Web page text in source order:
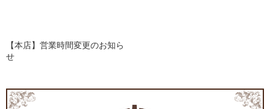
【本店】営業時間変更のお知ら
せ